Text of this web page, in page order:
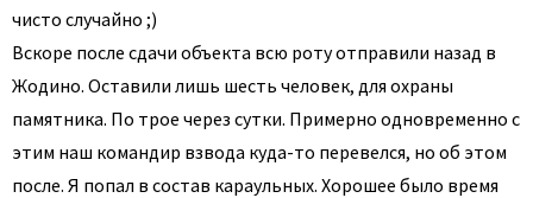
чисто случайно ;)
Вскоре после сдачи объекта всю роту отправили назад в
Жодино. Оставили лишь шесть человек, для охраны
памятника. По трое через сутки. Примерно одновременно с
этим наш командир взвода куда-то перевелся, но об этом
после. Я попал в состав караульных. Хорошее было время